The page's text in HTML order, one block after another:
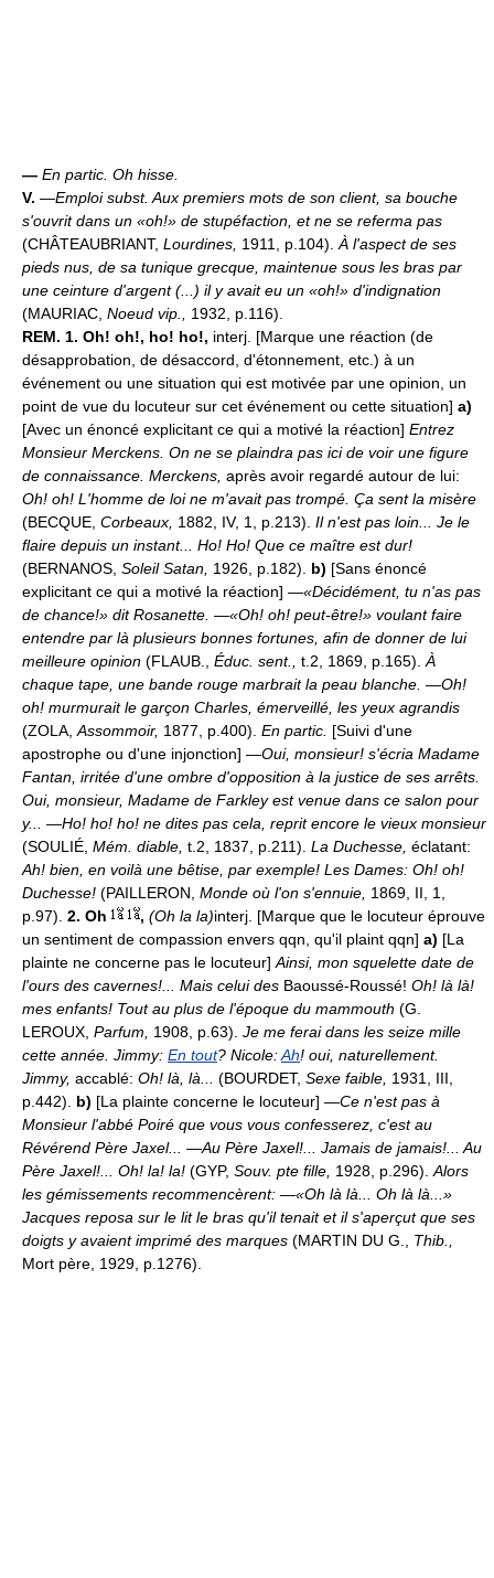
— En partic. Oh hisse.
V. —Emploi subst. Aux premiers mots de son client, sa bouche
s'ouvrit dans un «oh!» de stupéfaction, et ne se referma pas
(CHÂTEAUBRIANT, Lourdines, 1911, p.104). À l'aspect de ses
pieds nus, de sa tunique grecque, maintenue sous les bras par
une ceinture d'argent (...) il y avait eu un «oh!» d'indignation
(MAURIAC, Noeud vip., 1932, p.116).
REM. 1. Oh! oh!, ho! ho!, interj. [Marque une réaction (de
désapprobation, de désaccord, d'étonnement, etc.) à un
événement ou une situation qui est motivée par une opinion, un
point de vue du locuteur sur cet événement ou cette situation] a)
[Avec un énoncé explicitant ce qui a motivé la réaction] Entrez
Monsieur Merckens. On ne se plaindra pas ici de voir une figure
de connaissance. Merckens, après avoir regardé autour de lui:
Oh! oh! L'homme de loi ne m'avait pas trompé. Ça sent la misère
(BECQUE, Corbeaux, 1882, IV, 1, p.213). Il n'est pas loin... Je le
flaire depuis un instant... Ho! Ho! Que ce maître est dur!
(BERNANOS, Soleil Satan, 1926, p.182). b) [Sans énoncé
explicitant ce qui a motivé la réaction] —«Décidément, tu n'as pas
de chance!» dit Rosanette. —«Oh! oh! peut-être!» voulant faire
entendre par là plusieurs bonnes fortunes, afin de donner de lui
meilleure opinion (FLAUB., Éduc. sent., t.2, 1869, p.165). À
chaque tape, une bande rouge marbrait la peau blanche. —Oh!
oh! murmurait le garçon Charles, émerveillé, les yeux agrandis
(ZOLA, Assommoir, 1877, p.400). En partic. [Suivi d'une
apostrophe ou d'une injonction] —Oui, monsieur! s'écria Madame
Fantan, irritée d'une ombre d'opposition à la justice de ses arrêts.
Oui, monsieur, Madame de Farkley est venue dans ce salon pour
y... —Ho! ho! ho! ne dites pas cela, reprit encore le vieux monsieur
(SOULIÉ, Mém. diable, t.2, 1837, p.211). La Duchesse, éclatant:
Ah! bien, en voilà une bêtise, par exemple! Les Dames: Oh! oh!
Duchesse! (PAILLERON, Monde où l'on s'ennuie, 1869, II, 1,
p.97). 2. Oh , (Oh la la)interj. [Marque que le locuteur éprouve
un sentiment de compassion envers qqn, qu'il plaint qqn] a) [La
plainte ne concerne pas le locuteur] Ainsi, mon squelette date de
l'ours des cavernes!... Mais celui des Baoussé-Roussé! Oh! là là!
mes enfants! Tout au plus de l'époque du mammouth (G.
LEROUX, Parfum, 1908, p.63). Je me ferai dans les seize mille
cette année. Jimmy: En tout? Nicole:Ah! oui, naturellement.
Jimmy, accablé: Oh! là, là... (BOURDET, Sexe faible, 1931, III,
p.442). b) [La plainte concerne le locuteur] —Ce n'est pas à
Monsieur l'abbé Poiré que vous vous confesserez, c'est au
Révérend Père Jaxel... —Au Père Jaxel!... Jamais de jamais!... Au
Père Jaxel!... Oh! la! la! (GYP, Souv. pte fille, 1928, p.296). Alors
les gémissements recommencèrent: —«Oh là là... Oh là là...»
Jacques reposa sur le lit le bras qu'il tenait et il s'aperçut que ses
doigts y avaient imprimé des marques (MARTIN DU G., Thib.,
Mort père, 1929, p.1276).